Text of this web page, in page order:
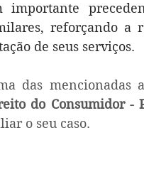
reforçando a
de seus serviços.
das mencionadas
do Consumidor
o seu caso.